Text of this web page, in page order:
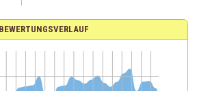
BEWERTUNGSVERLAUF